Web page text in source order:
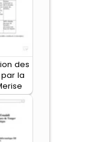
des
la